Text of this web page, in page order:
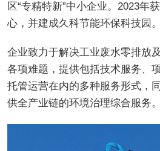
区“专精特新”中小企业。2023年
心，并建成久科节能环保科技园。
企业致力于解决工业废水零排放
各项难题，提供包括技术服务、
托管运营在内的多种服务形式，
供全产业链的环境治理综合服务。